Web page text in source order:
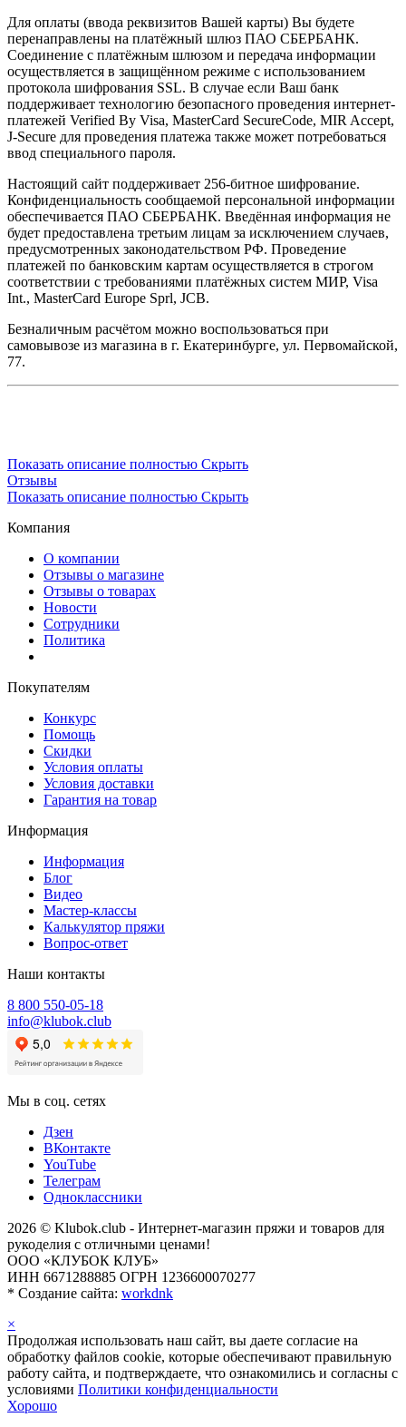
Для оплаты (ввода реквизитов Вашей карты) Вы будете
перенаправлены на платёжный шлюз ПАО СБЕРБАНК.
Соединение с платёжным шлюзом и передача информации
осуществляется в защищённом режиме с использованием
протокола шифрования SSL. В случае если Ваш банк
поддерживает технологию безопасного проведения интернет-
платежей Verified By Visa, MasterCard SecureCode, MIR Accept,
J-Secure для проведения платежа также может потребоваться
ввод специального пароля.
Настоящий сайт поддерживает 256-битное шифрование.
Конфиденциальность сообщаемой персональной информации
обеспечивается ПАО СБЕРБАНК. Введённая информация не
будет предоставлена третьим лицам за исключением случаев,
предусмотренных законодательством РФ. Проведение
платежей по банковским картам осуществляется в строгом
соответствии с требованиями платёжных систем МИР, Visa
Int., MasterCard Europe Sprl, JCB.
Безналичным расчётом можно воспользоваться при
самовывозе из магазина в г. Екатеринбурге, ул. Первомайской,
77.
Показать описание полностью Скрыть
Отзывы
Показать описание полностью Скрыть
Компания
О компании
Отзывы о магазине
Отзывы о товарах
Новости
Сотрудники
Политика
Покупателям
Конкурс
Помощь
Скидки
Условия оплаты
Условия доставки
Гарантия на товар
Информация
Информация
Блог
Видео
Мастер-классы
Калькулятор пряжи
Вопрос-ответ
Наши контакты
8 800 550-05-18
info@klubok.club
Мы в соц. сетях
Дзен
ВКонтакте
YouTube
Телеграм
Одноклассники
2026 © Klubok.club - Интернет-магазин пряжи и товаров для
рукоделия с отличными ценами!
ООО «КЛУБОК КЛУБ»
ИНН 6671288885 ОГРН 1236600070277
* Создание сайта: workdnk
×
Продолжая использовать наш сайт, вы даете согласие на
обработку файлов cookie, которые обеспечивают правильную
работу сайта, и подтверждаете, что ознакомились и согласны с
условиями Политики конфиденциальности
Хорошо